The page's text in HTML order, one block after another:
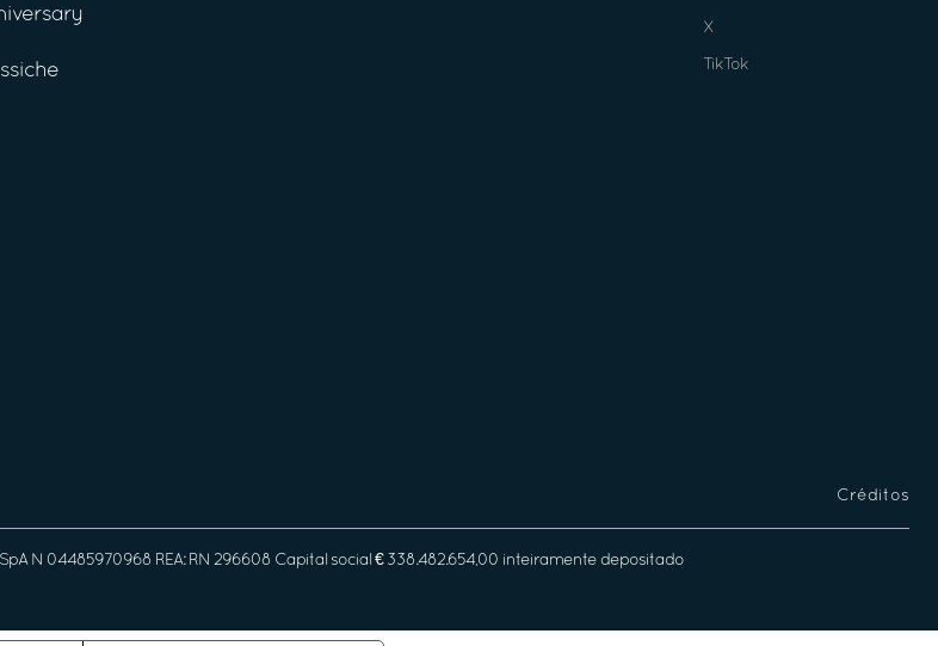
X
TikTok
Créditos
N 04485970968 REA: RN 296608 Capital social € 338.482.654,00 inteiramente depositado